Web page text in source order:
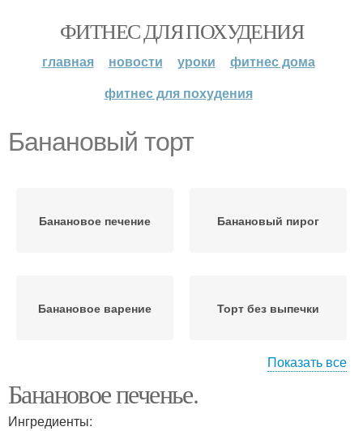
ФИТНЕС ДЛЯ ПОХУДЕНИЯ
главная новости уроки
фитнес дома
фитнес для похудения
Банановый торт
Банановое печение Банановый пирог
Банановое варение Торт без выпечки
Банановое желе
Показать все
Банановое печенье.
Ингредиенты: